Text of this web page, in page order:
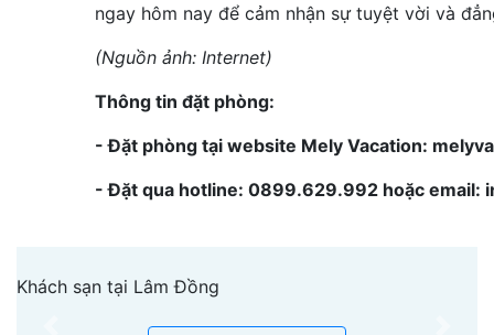
ngay hôm nay để cảm nhận sự tuyệt vời và
(Nguồn ảnh: Internet)
Thông tin đặt phòng:
- Đặt phòng tại website Mely Vacation:
- Đặt qua hotline: 0899.629.992 hoặc email:
Khách sạn tại Lâm Đồng